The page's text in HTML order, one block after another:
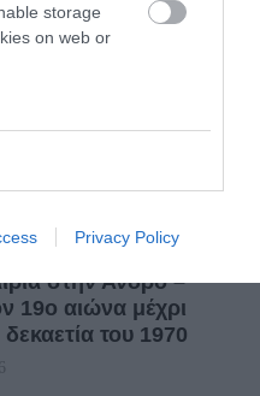
storage
on web or
Privacy Policy
του νησιού
πυρκαγιάς στις
κειμήλια από
στην Άνδρο –
19ο αιώνα μέχρι
δεκαετία του 1970